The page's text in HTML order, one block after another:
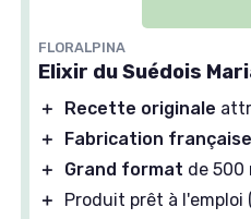
FLORALPINA
Elixir du Suédois
＋ Recette originale
＋
Fabrication française
＋
Grand format de 500
＋
Produit prêt à l'emploi